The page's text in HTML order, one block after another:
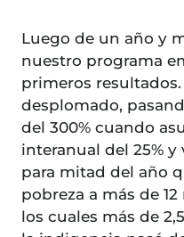
Luego de un año y
nuestro programa
primeros
desplomado,
del 300% cuando
interanual del 25%
para mitad del año
pobreza a más de
los cuales más de